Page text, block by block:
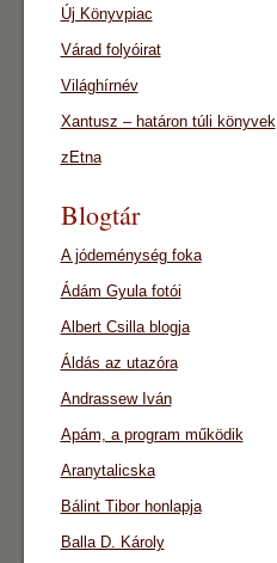
Új Könyvpiac
Várad folyóirat
Világhírnév
Xantusz – határon túli könyvek
zEtna
Blogtár
A jódeménység foka
Ádám Gyula fotói
Albert Csilla blogja
Áldás az utazóra
Andrassew Iván
Apám, a program működik
Aranytalicska
Bálint Tibor honlapja
Balla D. Károly